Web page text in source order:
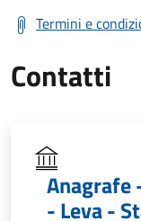
Termini e
Contatti
Anagrafe
- Leva -